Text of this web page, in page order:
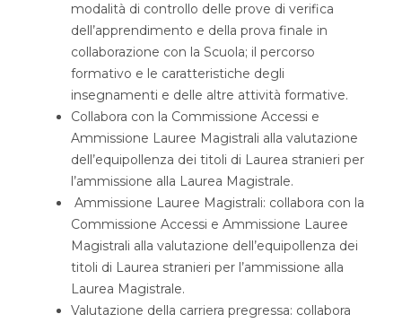
modalità di controllo delle prove di verifica
dell’apprendimento e della prova finale in
collaborazione con la Scuola; il percorso
formativo e le caratteristiche degli
insegnamenti e delle altre attività formative.
Collabora con la Commissione Accessi e
Ammissione Lauree Magistrali alla valutazione
dell’equipollenza dei titoli di Laurea stranieri per
l’ammissione alla Laurea Magistrale.
Ammissione Lauree Magistrali: collabora con la
Commissione Accessi e Ammissione Lauree
Magistrali alla valutazione dell’equipollenza dei
titoli di Laurea stranieri per l’ammissione alla
Laurea Magistrale.
Valutazione della carriera pregressa: collabora